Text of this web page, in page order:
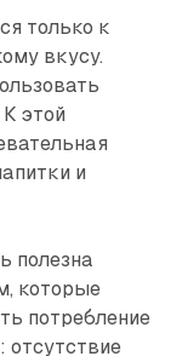
только к
вкусу.
этой
и
полезна
которые
потребление
отсутствие